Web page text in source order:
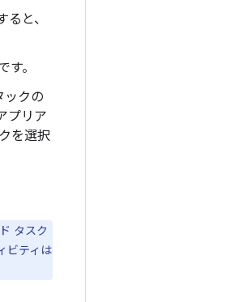
と、
。
ックの
プリア
を選択
タスク
ビティは